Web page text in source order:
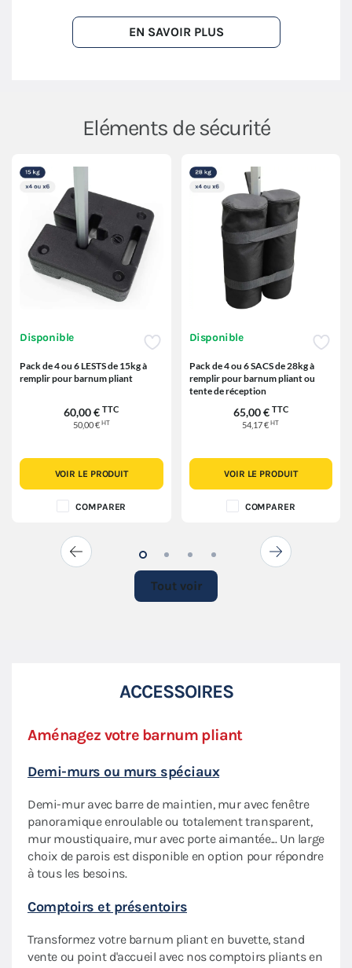
EN SAVOIR PLUS
Eléments de sécurité
Disponible
Pack de 4 ou 6 LESTS de 15kg à
remplir pour barnum pliant
60,00 € TTC
50,00 € HT
VOIR LE PRODUIT
COMPARER
Disponible
Pack de 4 ou 6 SACS de 28kg à
remplir pour barnum pliant ou
tente de réception
65,00 € TTC
54,17 €HT
VOIR LE PRODUIT
COMPARER
Tout voir
ACCESSOIRES
Aménagez votre barnum pliant
Demi-murs ou murs spéciaux
Demi-mur avec barre de maintien, mur avec fenêtre
panoramique enroulable ou totalement transparent,
mur moustiquaire, mur avec porte aimantée... Un large
choix de parois est disponible en option pour répondre
à tous les besoins.
Comptoirs et présentoirs
Transformez votre barnum pliant en buvette, stand
vente ou point d'accueil avec nos comptoirs pliants en